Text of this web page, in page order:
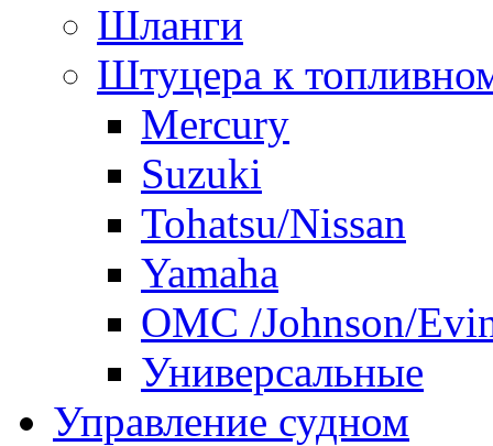
Шланги
Штуцера к
Mercury
Suzuki
Tohatsu/Nissan
Yamaha
ОМС /Johnson/
Универсальные
Управление судном